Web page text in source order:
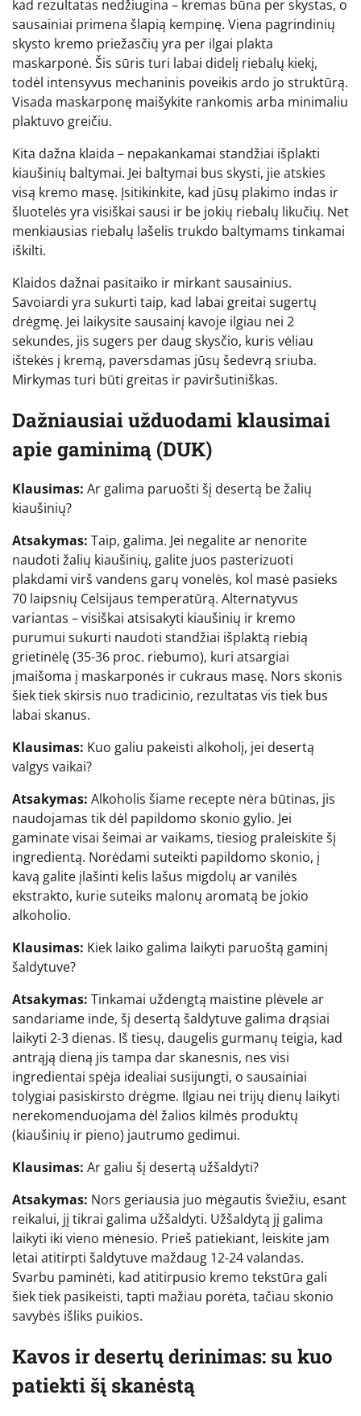
kad rezultatas nedžiugina – kremas būna per skystas, o
sausainiai primena šlapią kempinę. Viena pagrindinių
skysto kremo priežasčių yra per ilgai plakta
maskarponė. Šis sūris turi labai didelį riebalų kiekį,
todėl intensyvus mechaninis poveikis ardo jo struktūrą.
Visada maskarponę maišykite rankomis arba minimaliu
plaktuvo greičiu.
Kita dažna klaida – nepakankamai standžiai išplakti
kiaušinių baltymai. Jei baltymai bus skysti, jie atskies
visą kremo masę. Įsitikinkite, kad jūsų plakimo indas ir
šluotelės yra visiškai sausi ir be jokių riebalų likučių. Net
menkiausias riebalų lašelis trukdo baltymams tinkamai
iškilti.
Klaidos dažnai pasitaiko ir mirkant sausainius.
Savoiardi yra sukurti taip, kad labai greitai sugertų
drėgmę. Jei laikysite sausainį kavoje ilgiau nei 2
sekundes, jis sugers per daug skysčio, kuris vėliau
ištekės į kremą, paversdamas jūsų šedevrą sriuba.
Mirkymas turi būti greitas ir paviršutiniškas.
Dažniausiai užduodami klausimai
apie gaminimą (DUK)
Klausimas: Ar galima paruošti šį desertą be žalių
kiaušinių?
Atsakymas: Taip, galima. Jei negalite ar nenorite
naudoti žalių kiaušinių, galite juos pasterizuoti
plakdami virš vandens garų vonelės, kol masė pasieks
70 laipsnių Celsijaus temperatūrą. Alternatyvus
variantas – visiškai atsisakyti kiaušinių ir kremo
purumui sukurti naudoti standžiai išplaktą riebią
grietinėlę (35-36 proc. riebumo), kuri atsargiai
įmaišoma į maskarponės ir cukraus masę. Nors skonis
šiek tiek skirsis nuo tradicinio, rezultatas vis tiek bus
labai skanus.
Klausimas: Kuo galiu pakeisti alkoholį, jei desertą
valgys vaikai?
Atsakymas: Alkoholis šiame recepte nėra būtinas, jis
naudojamas tik dėl papildomo skonio gylio. Jei
gaminate visai šeimai ar vaikams, tiesiog praleiskite šį
ingredientą. Norėdami suteikti papildomo skonio, į
kavą galite įlašinti kelis lašus migdolų ar vanilės
ekstrakto, kurie suteiks malonų aromatą be jokio
alkoholio.
Klausimas: Kiek laiko galima laikyti paruoštą gaminį
šaldytuve?
Atsakymas: Tinkamai uždengtą maistine plėvele ar
sandariame inde, šį desertą šaldytuve galima drąsiai
laikyti 2-3 dienas. Iš tiesų, daugelis gurmanų teigia, kad
antrąją dieną jis tampa dar skanesnis, nes visi
ingredientai spėja idealiai susijungti, o sausainiai
tolygiai pasiskirsto drėgme. Ilgiau nei trijų dienų laikyti
nerekomenduojama dėl žalios kilmės produktų
(kiaušinių ir pieno) jautrumo gedimui.
Klausimas: Ar galiu šį desertą užšaldyti?
Atsakymas: Nors geriausia juo mėgautis šviežiu, esant
reikalui, jį tikrai galima užšaldyti. Užšaldytą jį galima
laikyti iki vieno mėnesio. Prieš patiekiant, leiskite jam
lėtai atitirpti šaldytuve maždaug 12-24 valandas.
Svarbu paminėti, kad atitirpusio kremo tekstūra gali
šiek tiek pasikeisti, tapti mažiau porėta, tačiau skonio
savybės išliks puikios.
Kavos ir desertų derinimas: su kuo
patiekti šį skanėstą